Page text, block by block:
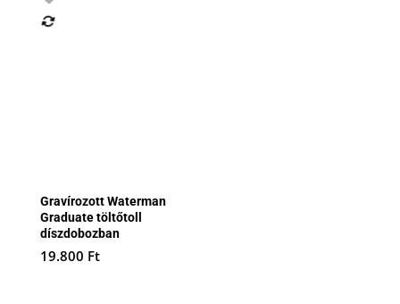
Gravírozott Waterman
Graduate töltőtoll
díszdobozban
19.800 Ft